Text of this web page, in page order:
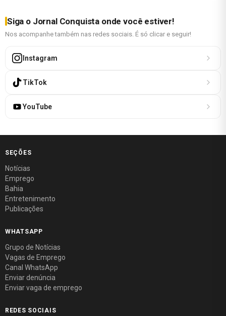
Siga o Jornal Conquista onde você estiver!
Nos acompanhe também nas redes sociais. É só clicar e seguir!
Instagram
TikTok
YouTube
SEÇÕES
Notícias
Emprego
Bahia
Entretenimento
Publicações
WHATSAPP
Grupo de Notícias
Vagas de Emprego
Canal WhatsApp
Enviar denúncia
Enviar vaga de emprego
REDES SOCIAIS